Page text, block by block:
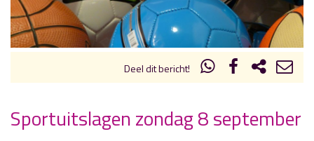
Deel dit bericht!
» Volgend nieuwsbericht
Sportuitslagen zondag 8 september